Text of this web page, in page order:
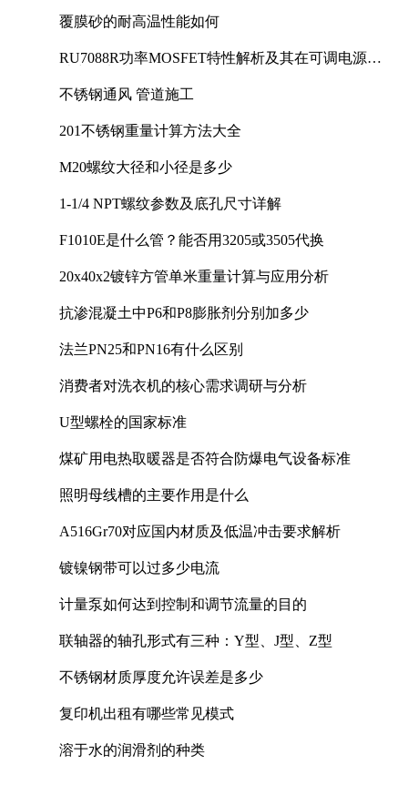
覆膜砂的耐高温性能如何
RU7088R功率MOSFET特性解析及其在可调电源设
不锈钢通风 管道施工
201不锈钢重量计算方法大全
M20螺纹大径和小径是多少
1-1/4 NPT螺纹参数及底孔尺寸详解
F1010E是什么管？能否用3205或3505代换
20x40x2镀锌方管单米重量计算与应用分析
抗渗混凝土中P6和P8膨胀剂分别加多少
法兰PN25和PN16有什么区别
消费者对洗衣机的核心需求调研与分析
U型螺栓的国家标准
煤矿用电热取暖器是否符合防爆电气设备标准
照明母线槽的主要作用是什么
A516Gr70对应国内材质及低温冲击要求解析
镀镍钢带可以过多少电流
计量泵如何达到控制和调节流量的目的
联轴器的轴孔形式有三种：Y型、J型、Z型
不锈钢材质厚度允许误差是多少
复印机出租有哪些常见模式
溶于水的润滑剂的种类